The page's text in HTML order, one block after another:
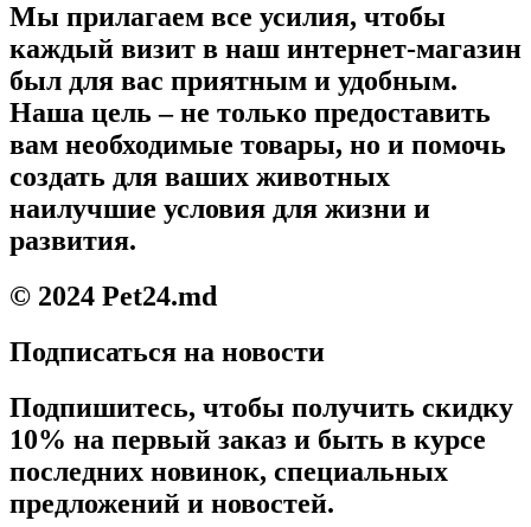
Мы прилагаем все усилия, чтобы
каждый визит в наш интернет-магазин
был для вас приятным и удобным.
Наша цель – не только предоставить
вам необходимые товары, но и помочь
создать для ваших животных
наилучшие условия для жизни и
развития.
© 2024 Pet24.md
Подписаться на новости
Подпишитесь, чтобы получить скидку
10% на первый заказ и быть в курсе
последних новинок, специальных
предложений и новостей.